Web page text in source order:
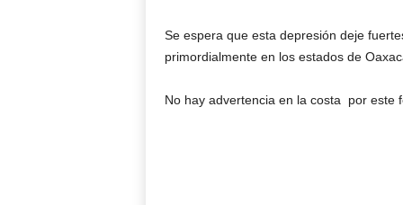
Se espera que esta depresión deje
primordialmente en los estados de
No hay advertencia en la costa por este